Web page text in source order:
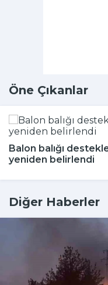
Öne Çıkanlar
Balon balığı
yeniden belirlendi
Diğer Haberler